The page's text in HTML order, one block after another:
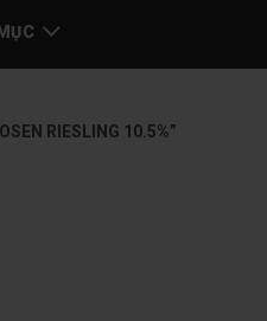
RIESLING 10.5%”